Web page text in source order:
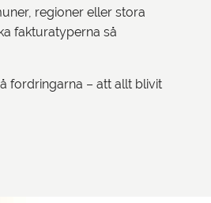
regioner eller stora
fakturatyperna så
fordringarna – att allt blivit